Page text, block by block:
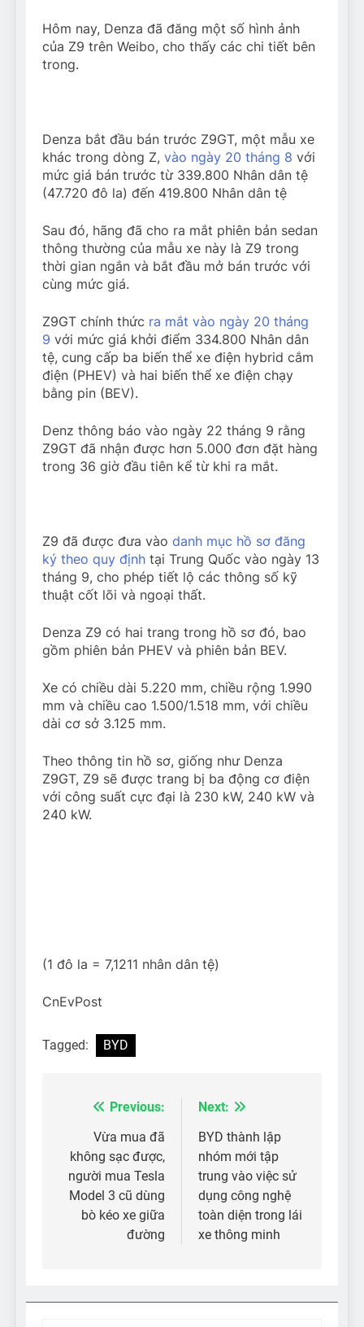
Hôm nay, Denza đã đăng một số hình ảnh
của Z9 trên Weibo, cho thấy các chi tiết bên
trong.
Denza bắt đầu bán trước Z9GT, một mẫu xe
khác trong dòng Z, vào ngày 20 tháng 8 với
mức giá bán trước từ 339.800 Nhân dân tệ
(47.720 đô la) đến 419.800 Nhân dân tệ
Sau đó, hãng đã cho ra mắt phiên bản sedan
thông thường của mẫu xe này là Z9 trong
thời gian ngắn và bắt đầu mở bán trước với
cùng mức giá.
Z9GT chính thức ra mắt vào ngày 20 tháng
9 với mức giá khởi điểm 334.800 Nhân dân
tệ, cung cấp ba biến thể xe điện hybrid cắm
điện (PHEV) và hai biến thể xe điện chạy
bằng pin (BEV).
Denz thông báo vào ngày 22 tháng 9 rằng
Z9GT đã nhận được hơn 5.000 đơn đặt hàng
trong 36 giờ đầu tiên kể từ khi ra mắt.
Z9 đã được đưa vào danh mục hồ sơ đăng
ký theo quy định tại Trung Quốc vào ngày 13
tháng 9, cho phép tiết lộ các thông số kỹ
thuật cốt lõi và ngoại thất.
Denza Z9 có hai trang trong hồ sơ đó, bao
gồm phiên bản PHEV và phiên bản BEV.
Xe có chiều dài 5.220 mm, chiều rộng 1.990
mm và chiều cao 1.500/1.518 mm, với chiều
dài cơ sở 3.125 mm.
Theo thông tin hồ sơ, giống như Denza
Z9GT, Z9 sẽ được trang bị ba động cơ điện
với công suất cực đại là 230 kW, 240 kW và
240 kW.
(1 đô la = 7,1211 nhân dân tệ)
CnEvPost
Tagged: BYD
Điều
hướng
bài
viết
Previous:
Vừa mua đã
không sạc được,
người mua Tesla
Model 3 cũ dùng
bò kéo xe giữa
đường
Next:
BYD thành lập
nhóm mới tập
trung vào việc sử
dụng công nghệ
toàn diện trong lái
xe thông minh